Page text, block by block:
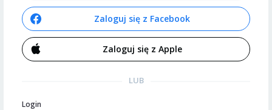
Zaloguj się z Facebook
Zaloguj się z Apple
LUB
Login